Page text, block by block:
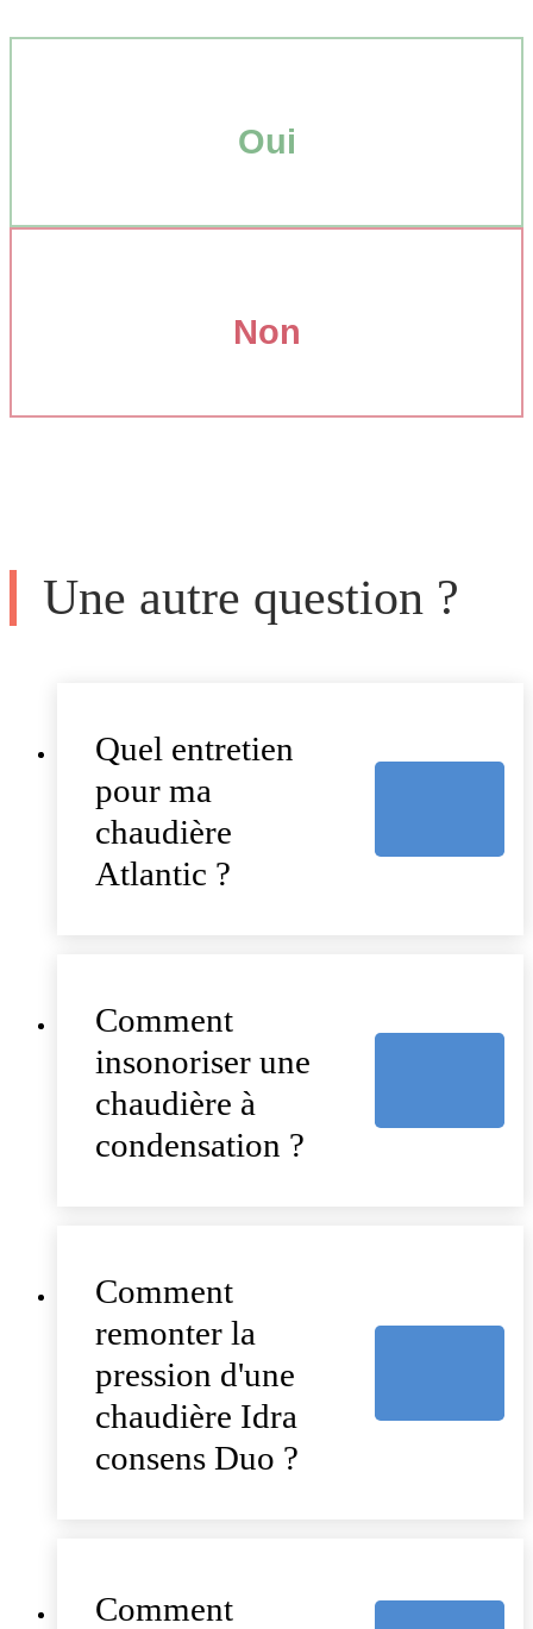
Oui
Non
Une autre question ?
Quel entretien
pour ma
chaudière
Atlantic ?
Comment
insonoriser une
chaudière à
condensation ?
Comment
remonter la
pression d'une
chaudière Idra
consens Duo ?
Comment